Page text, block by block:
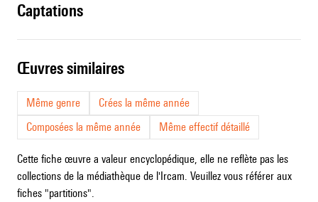
captations
œuvres similaires
Même genre
Crées la même année
Composées la même année
Même effectif détaillé
Cette fiche œuvre a valeur encyclopédique, elle ne reflète pas les
collections de la médiathèque de l'Ircam. Veuillez vous référer aux
fiches "partitions".